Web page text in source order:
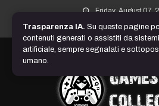
content
Friday, August 07,
Trasparenza IA. Su queste pagine
contenuti generati o assistiti da
artificiale, sempre segnalati e
umano.